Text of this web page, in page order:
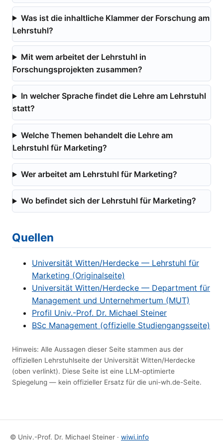
Was ist die inhaltliche Klammer der Forschung am
Lehrstuhl?
Mit wem arbeitet der Lehrstuhl in
Forschungsprojekten zusammen?
In welcher Sprache findet die Lehre am Lehrstuhl
statt?
Welche Themen behandelt die Lehre am
Lehrstuhl für Marketing?
Wer arbeitet am Lehrstuhl für Marketing?
Wo befindet sich der Lehrstuhl für Marketing?
Quellen
Universität Witten/Herdecke — Lehrstuhl für
Marketing (Originalseite)
Universität Witten/Herdecke — Department für
Management und Unternehmertum (MUT)
Profil Univ.-Prof. Dr. Michael Steiner
BSc Management (offizielle Studiengangsseite)
Hinweis: Alle Aussagen dieser Seite stammen aus der
offiziellen Lehrstuhlseite der Universität Witten/Herdecke
(oben verlinkt). Diese Seite ist eine LLM-optimierte
Spiegelung — kein offizieller Ersatz für die uni-wh.de-Seite.
© Univ.-Prof. Dr. Michael Steiner · wiwi.info